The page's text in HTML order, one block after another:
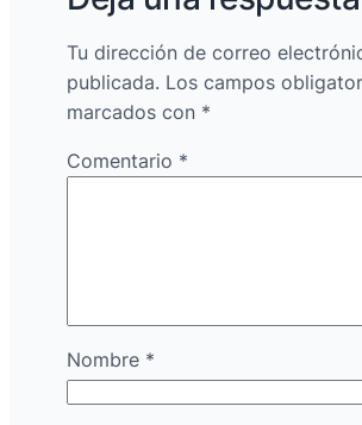
Tu dirección de correo
publicada. Los campos
marcados con *
Comentario *
Nombre *